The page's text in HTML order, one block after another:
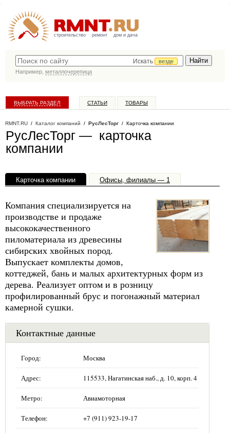
строительство ремонт дом и дача
Искать
везде
Например, металлочерепица
ВЫБРАТЬ РАЗДЕЛ СТАТЬИ ТОВАРЫ
RMNT.RU / Каталог компаний / РусЛесТорг / Карточка компании
РусЛесТорг — карточка
компании
Карточка компании Офисы, филиалы — 1
Компания специализируется на
производстве и продаже
высококачественного
пиломатериала из древесины
сибирских хвойных пород.
Выпускает комплекты домов,
коттеджей, бань и малых архитектурных форм из
дерева. Реализует оптом и в розницу
профилированный брус и погонажный материал
камерной сушки.
Контактные данные
Город: Москва
Адрес: 115533, Нагатинская наб., д. 10, корп. 4
Метро: Авиамоторная
Телефон: +7 (911) 923-19-17